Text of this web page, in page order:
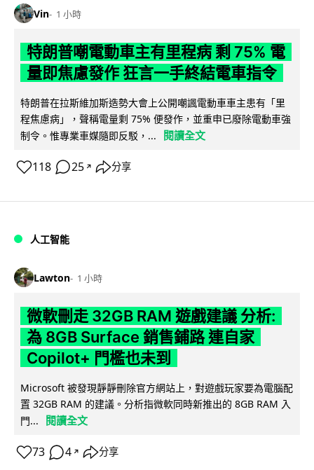
Vin 1 小時
特朗普嘲電動車主有里程病 剩 75% 電
量即焦慮發作 狂言一手終結電車指令
特朗普在拉斯維加斯造勢大會上公開嘲諷電動車車主患有「里
程焦慮病」，聲稱電量剩 75% 便發作，並重申已廢除電動車強
制令。惟專業車媒隨即反駁，...
閱讀全文
118 25 ↗ 分享
人工智能
Lawton 1 小時
微軟刪走 32GB RAM 遊戲建議 分析:
為 8GB Surface 銷售鋪路 連自家
Copilot+ 門檻也未到
Microsoft 被發現靜靜刪除官方網站上，對遊戲玩家要為電腦配
置 32GB RAM 的建議。分析指微軟同時新推出的 8GB RAM 入
門...
閱讀全文
73 4 ↗ 分享